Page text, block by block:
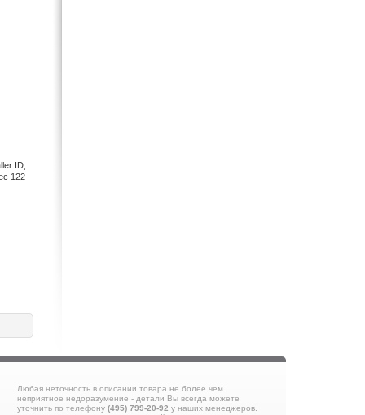
ID,
122
Любая неточность в описании товара не более чем
неприятное недоразумение - детали Вы всегда можете
уточнить по телефону (495) 799-20-92 у наших менеджеров.